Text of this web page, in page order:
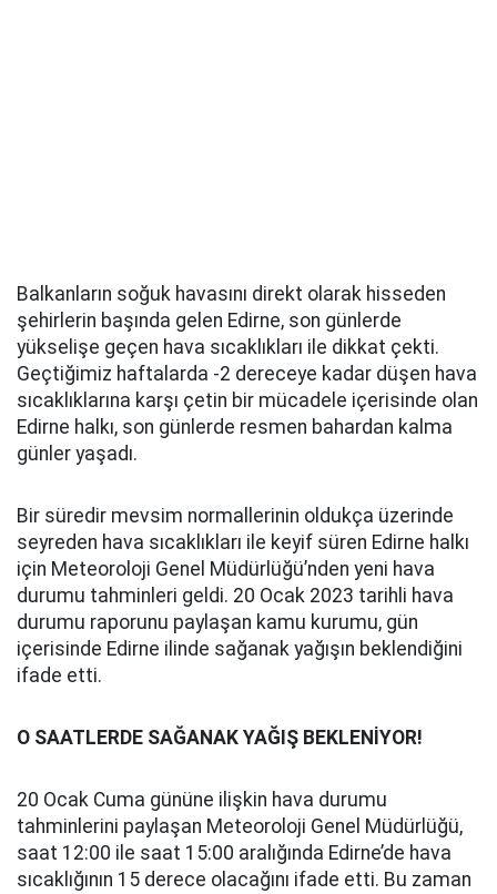
Balkanların soğuk havasını direkt olarak hisseden
şehirlerin başında gelen Edirne, son günlerde
yükselişe geçen hava sıcaklıkları ile dikkat çekti.
Geçtiğimiz haftalarda -2 dereceye kadar düşen hava
sıcaklıklarına karşı çetin bir mücadele içerisinde olan
Edirne halkı, son günlerde resmen bahardan kalma
günler yaşadı.
Bir süredir mevsim normallerinin oldukça üzerinde
seyreden hava sıcaklıkları ile keyif süren Edirne halkı
için Meteoroloji Genel Müdürlüğü’nden yeni hava
durumu tahminleri geldi. 20 Ocak 2023 tarihli hava
durumu raporunu paylaşan kamu kurumu, gün
içerisinde Edirne ilinde sağanak yağışın beklendiğini
ifade etti.
O SAATLERDE SAĞANAK YAĞIŞ BEKLENİYOR!
20 Ocak Cuma gününe ilişkin hava durumu
tahminlerini paylaşan Meteoroloji Genel Müdürlüğü,
saat 12:00 ile saat 15:00 aralığında Edirne’de hava
sıcaklığının 15 derece olacağını ifade etti. Bu zaman